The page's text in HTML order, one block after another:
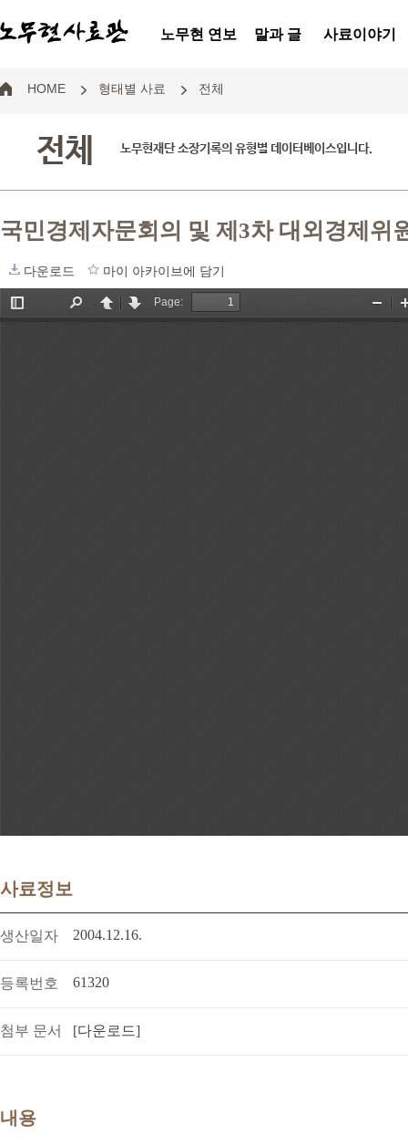
노무현 연보 말과 글 사료이야기
HOME 형태별 사료 전체
전체 노무현재단 소장기록의 유형별 데이터베이스입니다.
국민경제자문회의 및 제3차 대외경제위
다운로드 마이 아카이브에 담기
사료정보
생산일자 2004.12.16.
등록번호 61320
첨부 문서 [다운로드]
내용